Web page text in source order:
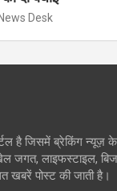
News Desk
है जिसमें ब्रेकिंग न्यूज़
जगत, लाइफस्टाइल,
खबरें पोस्ट की जाती है।